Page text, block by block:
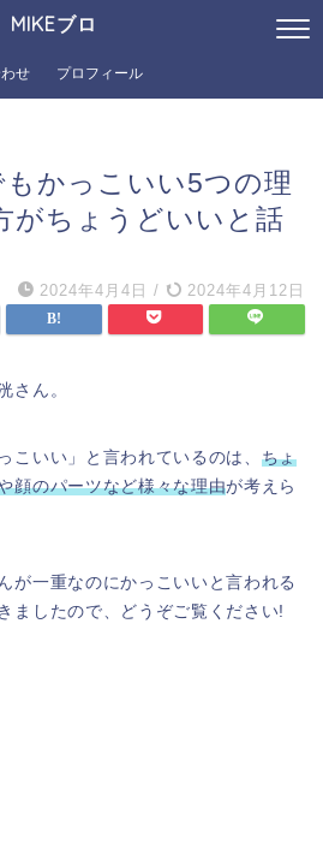
MIKEブロ
せ プロフィール
かっこいい5つの理
がちょうどいいと話
2024年4月4日 / 2024年4月12日
さん。
こいい」と言われているのは、 ちょ
顔のパーツなど様々な理由が考えら
が一重なのにかっこいいと言われる
ましたので、どうぞご覧ください!